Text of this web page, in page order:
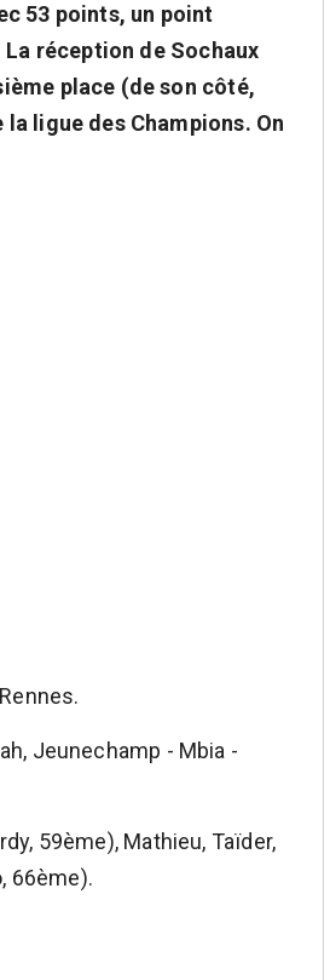
53 points, un point
réception de Sochaux
place (de son côté,
ligue des Champions. On
Jeunechamp - Mbia -
59ème), Mathieu, Taïder,
66ème).